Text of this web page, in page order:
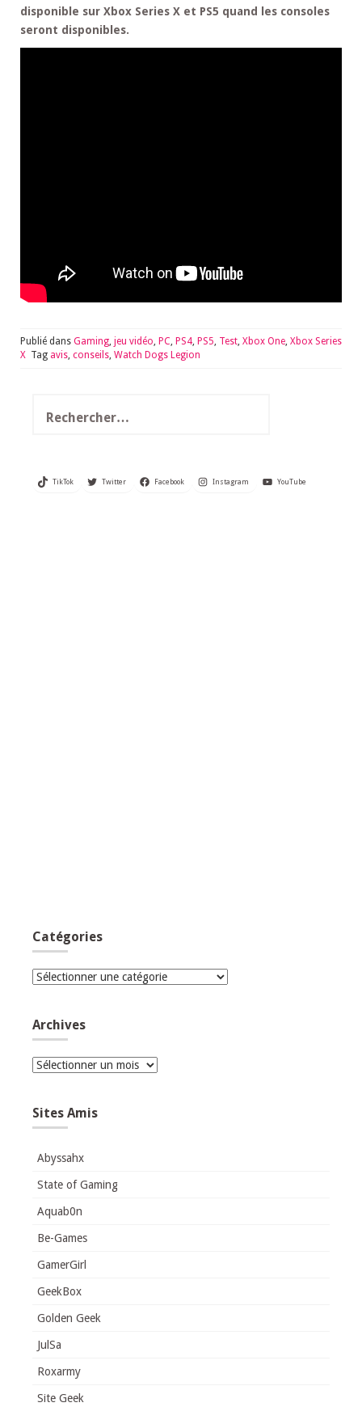
disponible sur Xbox Series X et PS5 quand les consoles
seront disponibles.
Publié dans Gaming, jeu vidéo, PC, PS4, PS5, Test, Xbox One, Xbox Series
X Tag avis, conseils, Watch Dogs Legion
TikTok Twitter Facebook Instagram YouTube
Catégories
Catégories
Archives
Archives
Sites Amis
Abyssahx
State of Gaming
Aquab0n
Be-Games
GamerGirl
GeekBox
Golden Geek
JulSa
Roxarmy
Site Geek